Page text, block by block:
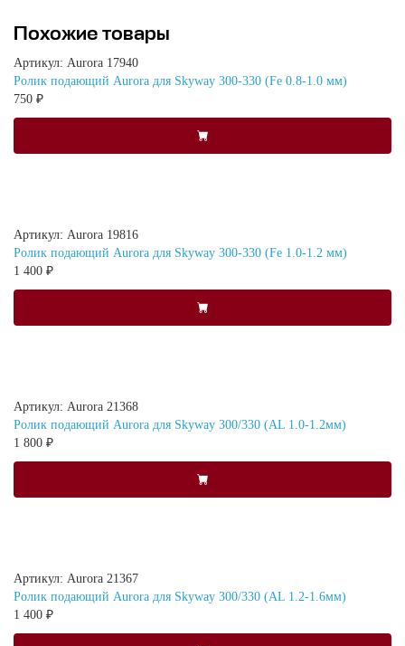
Похожие товары
Артикул: Aurora 17940
Ролик подающий Aurora для Skyway 300-330 (Fe 0.8-1.0 мм)
750 ₽
Артикул: Aurora 19816
Ролик подающий Aurora для Skyway 300-330 (Fe 1.0-1.2 мм)
1 400 ₽
Артикул: Aurora 21368
Ролик подающий Aurora для Skyway 300/330 (AL 1.0-1.2мм)
1 800 ₽
Артикул: Aurora 21367
Ролик подающий Aurora для Skyway 300/330 (AL 1.2-1.6мм)
1 400 ₽